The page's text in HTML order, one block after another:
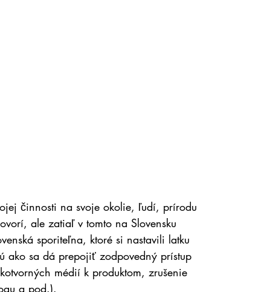
činnosti na svoje okolie, ľudí, prírodu
ale zatiaľ v tomto na Slovensku
sporiteľna, ktoré si nastavili latku
ako sa dá prepojiť zodpovedný prístup
médií k produktom, zrušenie
a pod.).